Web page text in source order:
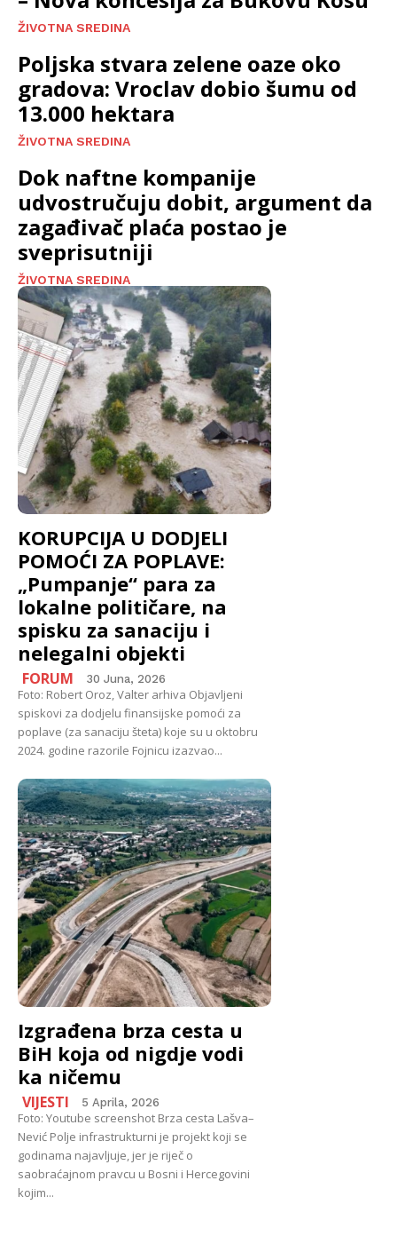
ŽIVOTNA SREDINA
Poljska stvara zelene oaze oko
gradova: Vroclav dobio šumu od
13.000 hektara
ŽIVOTNA SREDINA
Dok naftne kompanije
udvostručuju dobit, argument da
zagađivač plaća postao je
sveprisutniji
ŽIVOTNA SREDINA
KORUPCIJA U DODJELI
POMOĆI ZA POPLAVE:
„Pumpanje“ para za
lokalne političare, na
spisku za sanaciju i
nelegalni objekti
FORUM 30 Juna, 2026
Foto: Robert Oroz, Valter arhiva Objavljeni
spiskovi za dodjelu finansijske pomoći za
poplave (za sanaciju šteta) koje su u oktobru
2024. godine razorile Fojnicu izazvao...
Izgrađena brza cesta u
BiH koja od nigdje vodi
ka ničemu
VIJESTI 5 Aprila, 2026
Foto: Youtube screenshot Brza cesta Lašva–
Nević Polje infrastrukturni je projekt koji se
godinama najavljuje, jer je riječ o
saobraćajnom pravcu u Bosni i Hercegovini
kojim...